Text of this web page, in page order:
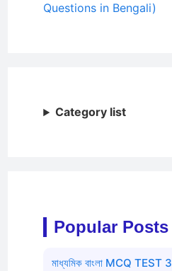
Questions in Bengali)
Category list
Popular Posts
মাধ্যমিক বাংলা MCQ TEST 3